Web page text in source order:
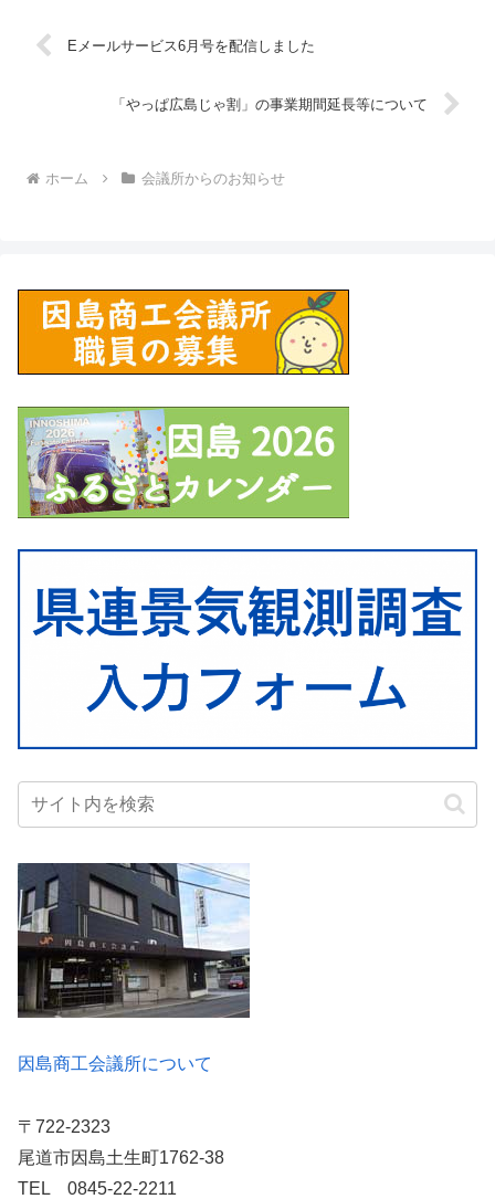
Eメールサービス6月号を配信しました
「やっぱ広島じゃ割」の事業期間延長等について
ホーム 会議所からのお知らせ
因島商工会議所について
〒722-2323
尾道市因島土生町1762-38
TEL 0845-22-2211